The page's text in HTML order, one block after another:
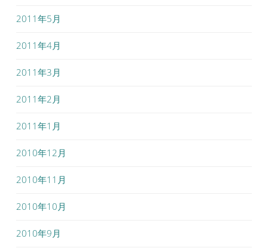
2011年5月
2011年4月
2011年3月
2011年2月
2011年1月
2010年12月
2010年11月
2010年10月
2010年9月